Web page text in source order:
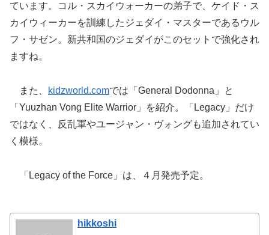
ています。コル・スカイウォーカーの弟子で、ケイド・ス
カイウィーカーを訓練したジェダイ・マスターであるウル
フ・サゼン。新共和国のジェダイがこのセットで強化され
ますね。
また、 kidzworld.comでは「General Dodonna」と
「Yuuzhan Vong Elite Warrior」を紹介。「Legacy」だけ
ではなく、反乱軍やユージャン・ヴォングも追加されてい
く模様。
「Legacy of the Force」は、４月発売予定。
hikkoshi